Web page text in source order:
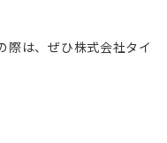
際は、ぜひ株式会社タイ